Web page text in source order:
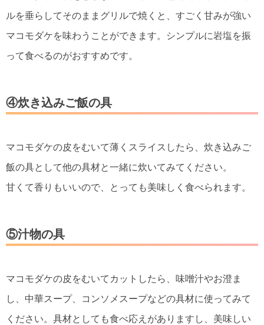
ルを垂らしてそのままグリルで焼くと、すごく甘みが強い
マコモダケを味わうことができます。シンプルに岩塩を振
って食べるのがおすすめです。
④炊き込みご飯の具
マコモダケの皮をむいて薄くスライスしたら、炊き込みご
飯の具として他の具材と一緒に炊いてみてください。
甘くて香りもいいので、とっても美味しく食べられます。
⑤汁物の具
マコモダケの皮をむいてカットしたら、味噌汁やお澄ま
し、中華スープ、コンソメスープなどの具材に使ってみて
ください。具材としても食べ応えがありますし、美味しい